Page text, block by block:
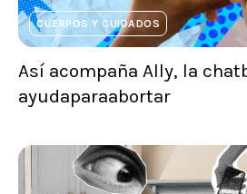
CUERPOS Y CUIDADOS
Así acompaña Ally, la
ayudaparaabortar